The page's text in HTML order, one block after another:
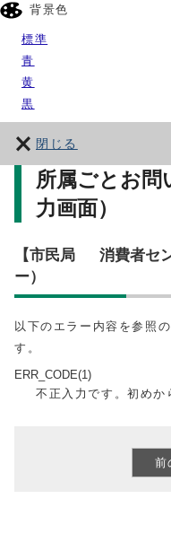
背景色
標準
青
黄
黒
閉じる
所属ごとお問
力画面）
【市民局 消費者セ
ー）
以下のエラー内容を参照
す。
ERR_CODE(1)
不正入力です。初めか